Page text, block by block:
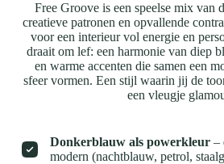
Free Groove is een speelse mix van
creatieve patronen en opvallende
voor een interieur vol energie en
draait om lef: een harmonie van diep
en warme accenten die samen een
sfeer vormen. Een stijl waarin jij de
een vleugje
Donkerblauw als powerkleur–
modern (nachtblauw, petrol,